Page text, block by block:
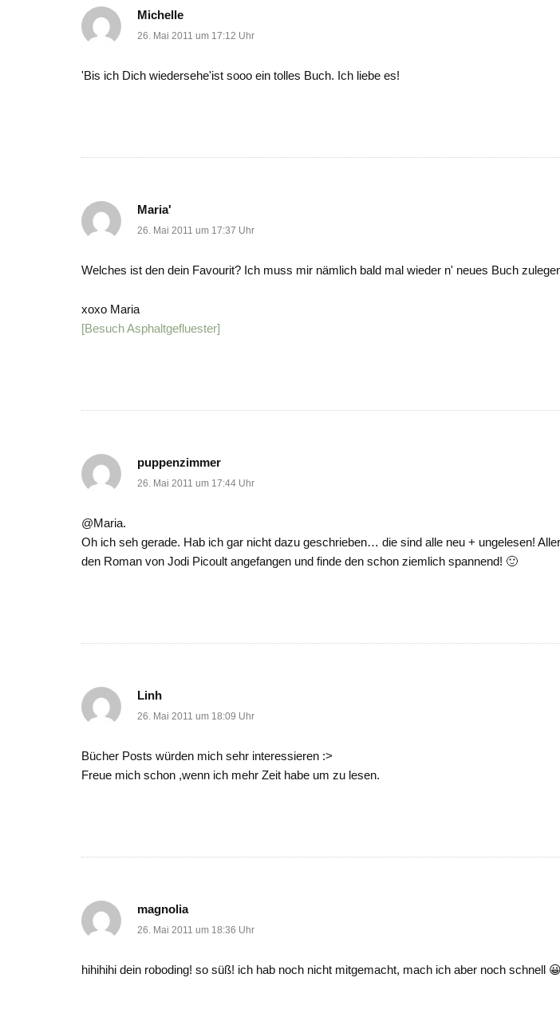
Michelle
26. Mai 2011 um 17:12 Uhr
'Bis ich Dich wiedersehe'ist sooo ein tolles Buch. Ich liebe es!
Maria'
26. Mai 2011 um 17:37 Uhr
Welches ist den dein Favourit? Ich muss mir nämlich bald mal wieder n' neues Buch
xoxo Maria
[Besuch Asphaltgefluester]
puppenzimmer
26. Mai 2011 um 17:44 Uhr
@Maria.
Oh ich seh gerade. Hab ich gar nicht dazu geschrieben… die sind alle neu + ungelesen!
den Roman von Jodi Picoult angefangen und finde den schon ziemlich spannend! 🙂
Linh
26. Mai 2011 um 18:09 Uhr
Bücher Posts würden mich sehr interessieren :>
Freue mich schon ,wenn ich mehr Zeit habe um zu lesen.
magnolia
26. Mai 2011 um 18:36 Uhr
hihihihi dein roboding! so süß! ich hab noch nicht mitgemacht, mach ich aber noch schnell 😀